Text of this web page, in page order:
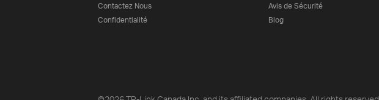
Contactez Nous
Confidentialité
Avis de Sécurité
Blog